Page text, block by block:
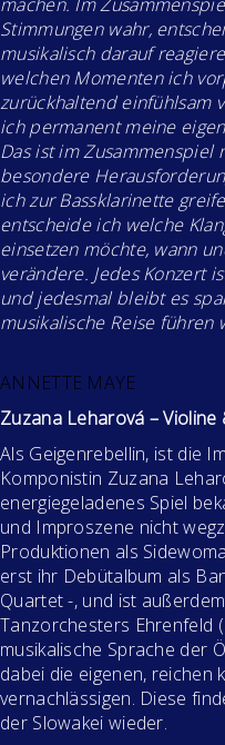
Stimmungen wahr,
musikalisch darauf
welchen Momenten ich
zurückhaltend einfühlsam
ich permanent meine
Das ist im
besondere
ich zur Bassklarinette
entscheide ich welche
einsetzen möchte, wann
verändere. Jedes Konzert
und jedesmal bleibt es
musikalische Reise führen
ANNETTE MAYE
Zuzana Leharová – Violine
Als Geigenrebellin, ist die
Komponistin Zuzana
energiegeladenes Spiel
und Improszene nicht
Produktionen als
erst ihr Debütalbum als
Quartet -, und ist
Tanzorchesters Ehrenfeld
musikalische Sprache der
dabei die eigenen, reichen
vernachlässigen. Diese
der Slowakei wieder.